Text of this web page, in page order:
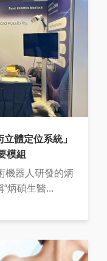
體定位系統」
模組
機器人研發的炳
炳碩生醫...